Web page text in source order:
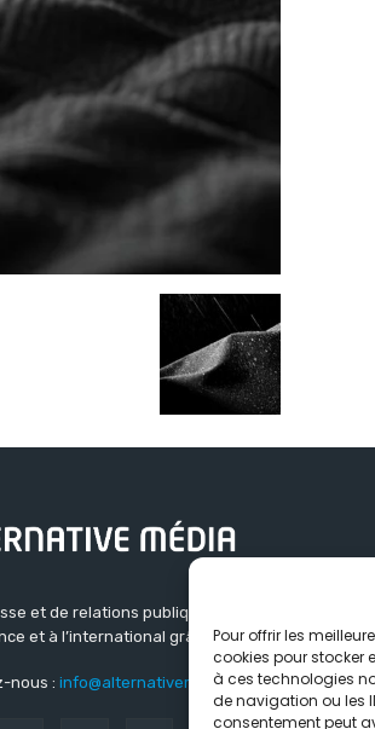
Pour offrir les
cookies pour stocker
à ces technologies
de navigation ou les
consentement peut
et de relations publiques basée à Grenoble.
et à l’international grâce à un réseau
nous : info@alternativemedia.fr